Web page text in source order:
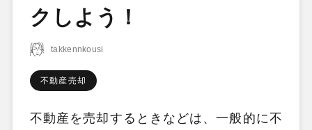
クしよう！
takkennkousi
不動産売却
不動産を売却するときなどは、一般的に不